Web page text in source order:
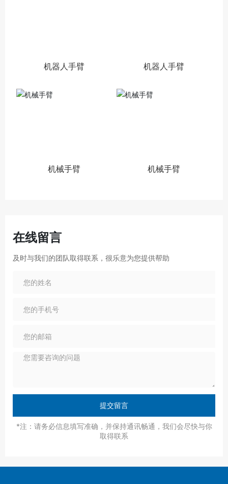
机器人手臂 机器人手臂
机械手臂 机械手臂
在线留言
及时与我们的团队取得联系，很乐意为您提供帮助
提交留言
*注：请务必信息填写准确，并保持通讯畅通，我们会尽快与你
取得联系